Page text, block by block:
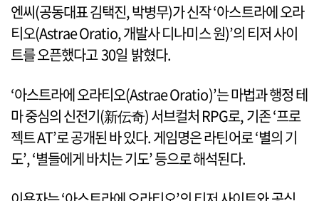
엔씨(공동대표 김택진, 박병무)가 신작 ‘아스트라에 오라
티오(Astrae Oratio, 개발사 디나미스 원)’의 티저 사이
트를 오픈했다고 30일 밝혔다.
‘아스트라에 오라티오(Astrae Oratio)’는 마법과 행정 테
마 중심의 신전기(新伝奇) 서브컬처 RPG로, 기존 ‘프로
젝트 AT’로 공개된 바 있다. 게임명은 라틴어로 ‘별의 기
도’, ‘별들에게 바치는 기도’ 등으로 해석된다.